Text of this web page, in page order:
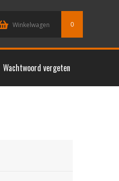
Winkelwagen 0
Wachtwoord vergeten